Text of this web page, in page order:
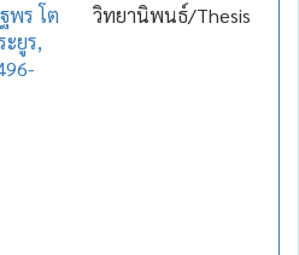
พร โต
ะยูร,
วิทยานิพนธ์/Thesis